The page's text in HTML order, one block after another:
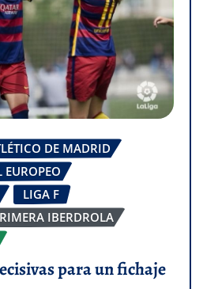
DE MADRID
EUROPEO
LIGA F
IBERDROLA
para un fichaje